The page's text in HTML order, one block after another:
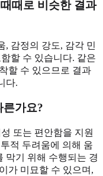
때로 비슷한 결과
, 감정의 강도, 감각 민
할 수 있습니다. 같은
할 수 있으므로 결과
다.
른가요?
또는 편안함을 지원
적 두려움에 의해 움
막기 위해 수행되는 경
가 미묘할 수 있으며,